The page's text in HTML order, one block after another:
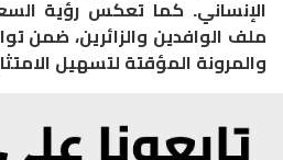
الإنساني. كما تعكس رؤية
ملف الوافدين والزائرين، ضمن
والمرونة المؤقتة لتسهيل